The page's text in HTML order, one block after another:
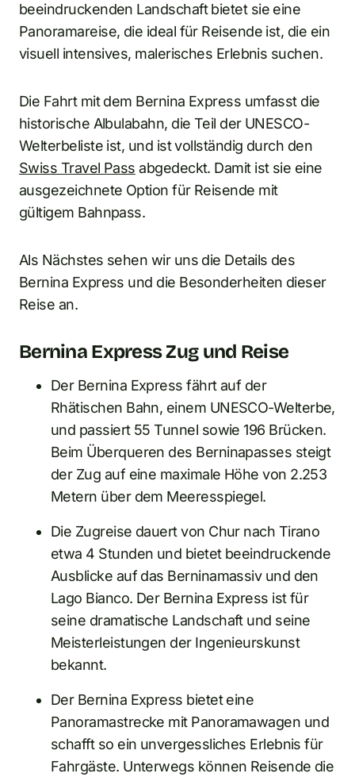
beeindruckenden Landschaft bietet sie eine
Panoramareise, die ideal für Reisende ist, die ein
visuell intensives, malerisches Erlebnis suchen.
Die Fahrt mit dem Bernina Express umfasst die
historische Albulabahn, die Teil der UNESCO-
Welterbeliste ist, und ist vollständig durch den
Swiss Travel Pass abgedeckt. Damit ist sie eine
ausgezeichnete Option für Reisende mit
gültigem Bahnpass.
Als Nächstes sehen wir uns die Details des
Bernina Express und die Besonderheiten dieser
Reise an.
Bernina Express Zug und Reise
Der Bernina Express fährt auf der
Rhätischen Bahn, einem UNESCO-Welterbe,
und passiert 55 Tunnel sowie 196 Brücken.
Beim Überqueren des Berninapasses steigt
der Zug auf eine maximale Höhe von 2.253
Metern über dem Meeresspiegel.
Die Zugreise dauert von Chur nach Tirano
etwa 4 Stunden und bietet beeindruckende
Ausblicke auf das Berninamassiv und den
Lago Bianco. Der Bernina Express ist für
seine dramatische Landschaft und seine
Meisterleistungen der Ingenieurskunst
bekannt.
Der Bernina Express bietet eine
Panoramastrecke mit Panoramawagen und
schafft so ein unvergessliches Erlebnis für
Fahrgäste. Unterwegs können Reisende die